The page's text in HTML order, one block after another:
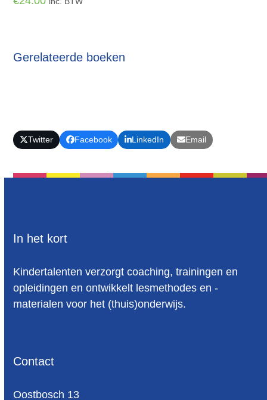
Gerelateerde boeken
Twitter Facebook LinkedIn Email
In het kort
Kindertalenten verzorgt coaching, trainingen en
opleidingen en ontwikkelt lesmethodes en -
materialen voor het (thuis)onderwijs.
Contact
Oost­bosch 13